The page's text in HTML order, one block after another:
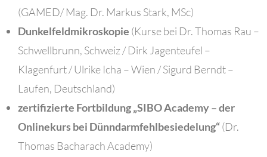
(GAMED/ Mag. Dr. Markus Stark, MSc)
Dunkelfeldmikroskopie (Kurse bei Dr. Thomas Rau –
Schwellbrunn, Schweiz / Dirk Jagenteufel –
Klagenfurt / Ulrike Icha – Wien / Sigurd Berndt –
Laufen, Deutschland)
zertifizierte Fortbildung „SIBO Academy – der
Onlinekurs bei Dünndarmfehlbesiedelung“(Dr.
Thomas Bacharach Academy)